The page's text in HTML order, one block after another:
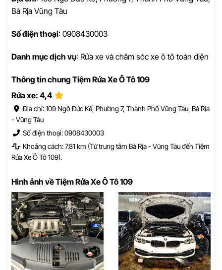
Bà Rịa Vũng Tàu
Số điện thoại: 0908430003
Danh mục dịch vụ: Rửa xe và chăm sóc xe ô tô toàn diện
Thông tin chung Tiệm Rửa Xe Ô Tô 109
Rửa xe: 4,4
Địa chỉ: 109 Ngô Đức Kế, Phường 7, Thành Phố Vũng Tàu, Bà Rịa
- Vũng Tàu
Số điện thoại: 0908430003
Khoảng cách: 7.81 km (Từ trung tâm Bà Rịa - Vũng Tàu đến Tiệm
Rửa Xe Ô Tô 109).
Hình ảnh về Tiệm Rửa Xe Ô Tô 109